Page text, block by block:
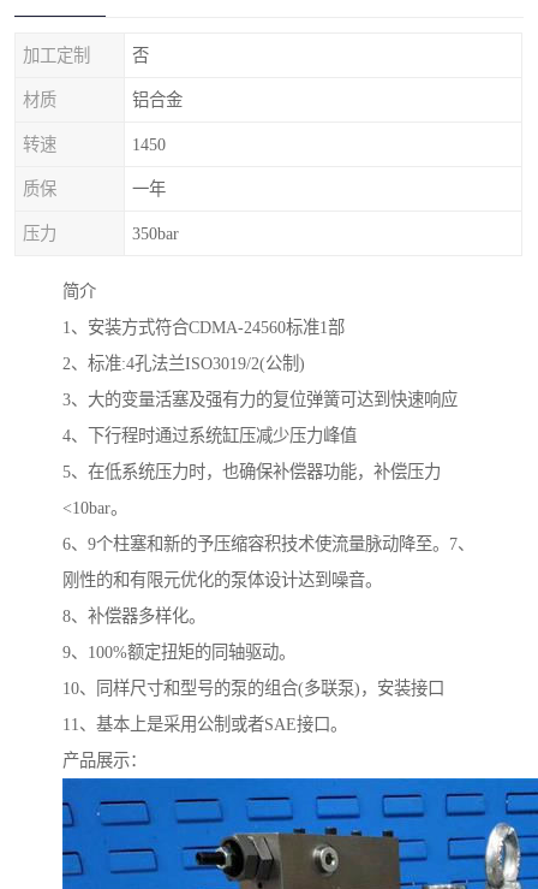
加工定制 否
材质 铝合金
转速 1450
质保 一年
压力 350bar
简介
1、安装方式符合CDMA-24560标准1部
2、标准:4孔法兰ISO3019/2(公制)
3、大的变量活塞及强有力的复位弹簧可达到快速响应
4、下行程时通过系统缸压减少压力峰值
5、在低系统压力时，也确保补偿器功能，补偿压力
<10bar。
6、9个柱塞和新的予压缩容积技术使流量脉动降至。7、
刚性的和有限元优化的泵体设计达到噪音。
8、补偿器多样化。
9、100%额定扭矩的同轴驱动。
10、同样尺寸和型号的泵的组合(多联泵)，安装接口
11、基本上是采用公制或者SAE接口。
产品展示：